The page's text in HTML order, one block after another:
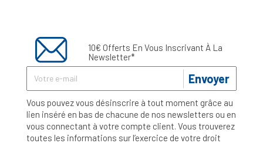
10€ Offerts En Vous Inscrivant À La
Newsletter*
Envoyer
Vous pouvez vous désinscrire à tout moment grâce au
lien inséré en bas de chacune de nos newsletters ou en
vous connectant à votre compte client. Vous trouverez
toutes les informations sur l’exercice de votre droit